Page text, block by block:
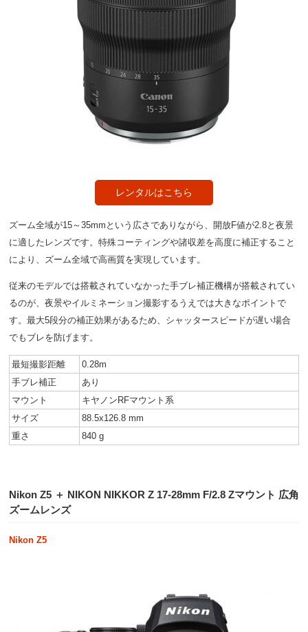
レンタルはこちら
ズーム全域が15～35mmという広さでありながら、開放F値が2.8と夜景
に適したレンズです。特殊コーティングや諸収差を高度に補正すること
により、ズーム全域で高画質を実現しています。
従来のモデルでは搭載されていなかった手ブレ補正機構が搭載されてい
るのが、夜景やイルミネーション撮影するうえでは大きなポイントで
す。最大5段分の補正効果があるため、シャッタースピードが遅い場合
でもブレを防げます。
最短撮影距離
0.28m
手ブレ補正
あり
マウント
キヤノンRFマウント系
サイズ
88.5x126.8 mm
重さ
840 g
Nikon Z5 ＋ NIKON NIKKOR Z 17-28mm F/2.8 Zマウント 広角
ズームレンズ
Nikon Z5